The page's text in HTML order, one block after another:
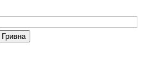
Гривна